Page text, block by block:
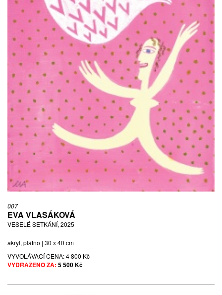
007
EVA VLASÁKOVÁ
VESELÉ SETKÁNÍ, 2025
akryl, plátno | 30 x 40 cm
VYVOLÁVACÍ CENA:4 800 Kč
VYDRAŽENO ZA: 5 500 Kč